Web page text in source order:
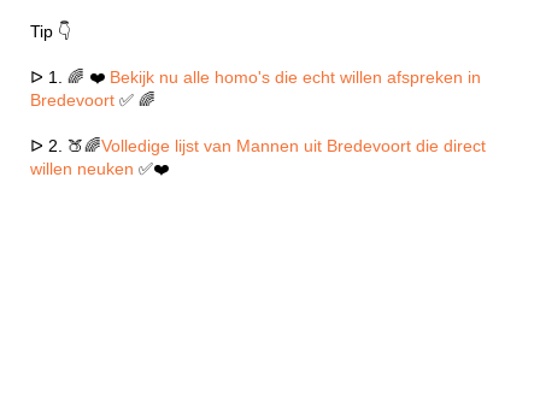
Tip 👇
ᐅ 1. 🌈 ❤️ Bekijk nu alle homo's die echt willen afspreken in
Bredevoort ✅ 🌈
ᐅ 2. 🍑🌈Volledige lijst van Mannen uit Bredevoort die direct
willen neuken ✅❤️